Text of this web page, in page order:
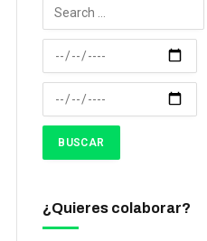
¿Quieres colaborar?